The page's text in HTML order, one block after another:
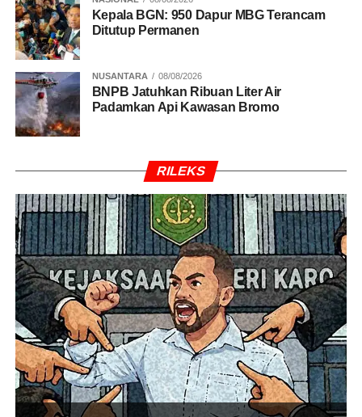
Kepala BGN: 950 Dapur MBG Terancam
Ditutup Permanen
NUSANTARA 08/08/2026
BNPB Jatuhkan Ribuan Liter Air
Padamkan Api Kawasan Bromo
RILEKS